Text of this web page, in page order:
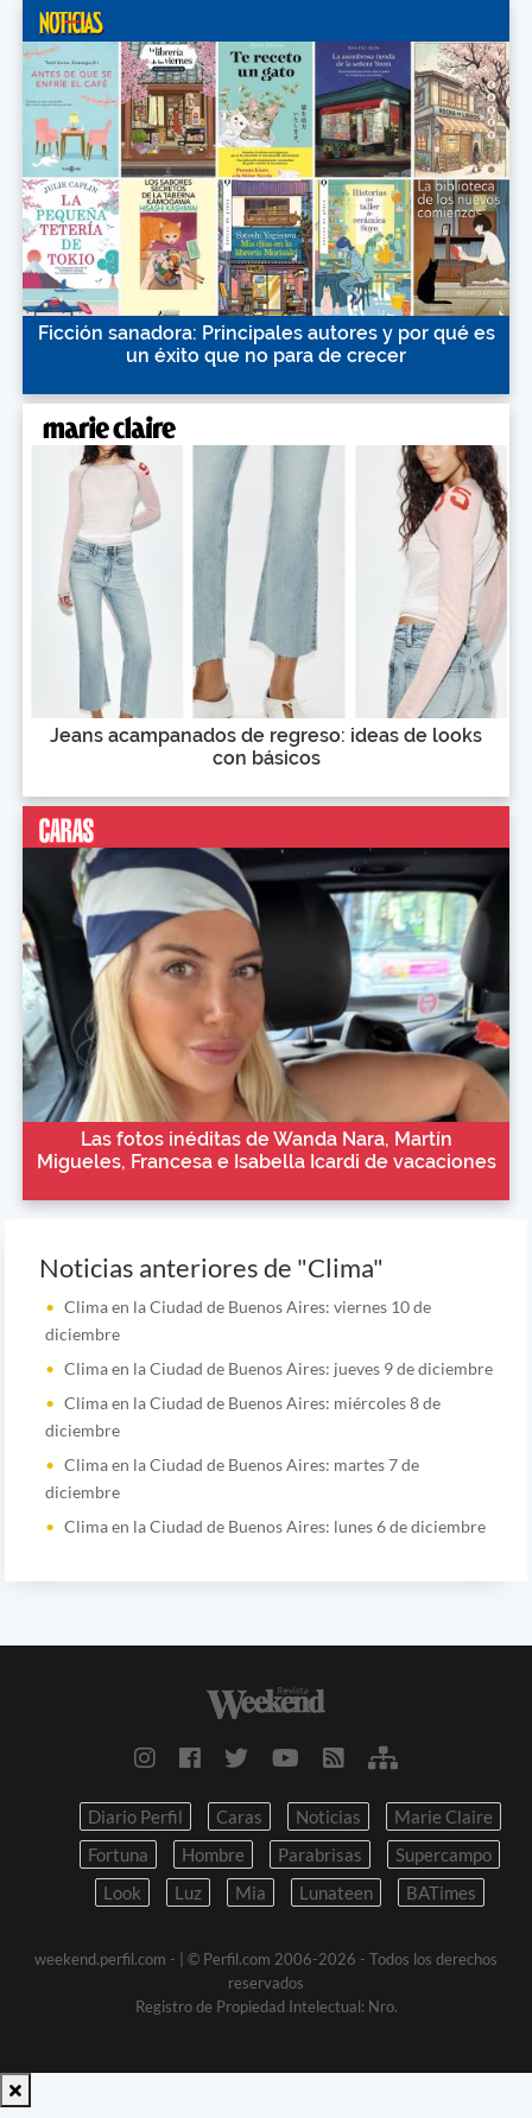
Ficción sanadora: Principales autores y por qué es
un éxito que no para de crecer
Jeans acampanados de regreso: ideas de looks
con básicos
Las fotos inéditas de Wanda Nara, Martín
Migueles, Francesa e Isabella Icardi de vacaciones
Noticias anteriores de "Clima"
Clima en la Ciudad de Buenos Aires: viernes 10 de
diciembre
Clima en la Ciudad de Buenos Aires: jueves 9 de diciembre
Clima en la Ciudad de Buenos Aires: miércoles 8 de
diciembre
Clima en la Ciudad de Buenos Aires: martes 7 de
diciembre
Clima en la Ciudad de Buenos Aires: lunes 6 de diciembre
Diario Perfil Caras Noticias
Marie Claire
Fortuna
Hombre Parabrisas
Supercampo
Look
Luz Mia Lunateen BATimes
weekend.perfil.com -
| © Perfil.com 2006-2026 - Todos los derechos
reservados
Registro de Propiedad Intelectual: Nro.